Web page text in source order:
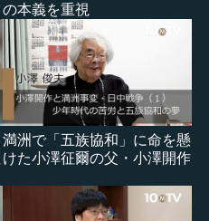
の本義を重視
満洲で「五族協和」に命を懸
けた小澤征爾の父・小澤開作